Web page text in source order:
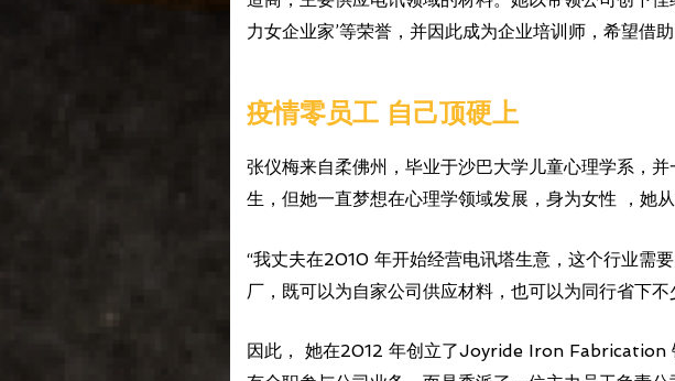
力女企业家’等荣誉，并因此成为企业培训师，希望借
疫情零员工 自己顶硬上
张仪梅来自柔佛州，毕业于沙巴大学儿童心理学系，
生，但她一直梦想在心理学领域发展，身为女性 ，她
“我丈夫在2010 年开始经营电讯塔生意，这个行业需
厂，既可以为自家公司供应材料，也可以为同行省下不
因此， 她在2012 年创立了Joyride Iron Fabrication